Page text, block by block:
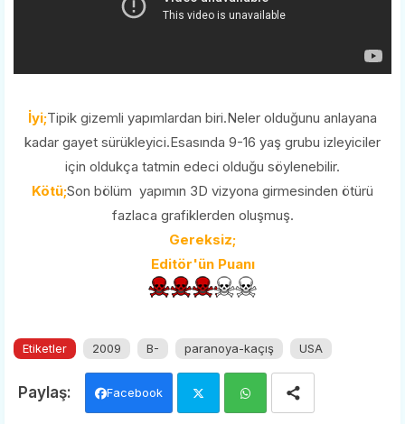
İyi;Tipik gizemli yapımlardan biri.Neler olduğunu anlayana
kadar gayet sürükleyici.Esasında 9-16 yaş grubu izleyiciler
için oldukça tatmin edeci olduğu söylenebilir.
Kötü;Son bölüm yapımın 3D vizyona girmesinden ötürü
fazlaca grafiklerden oluşmuş.
Gereksiz;
Editör'ün Puanı
Etiketler 2009 B- paranoya-kaçış USA
Facebook